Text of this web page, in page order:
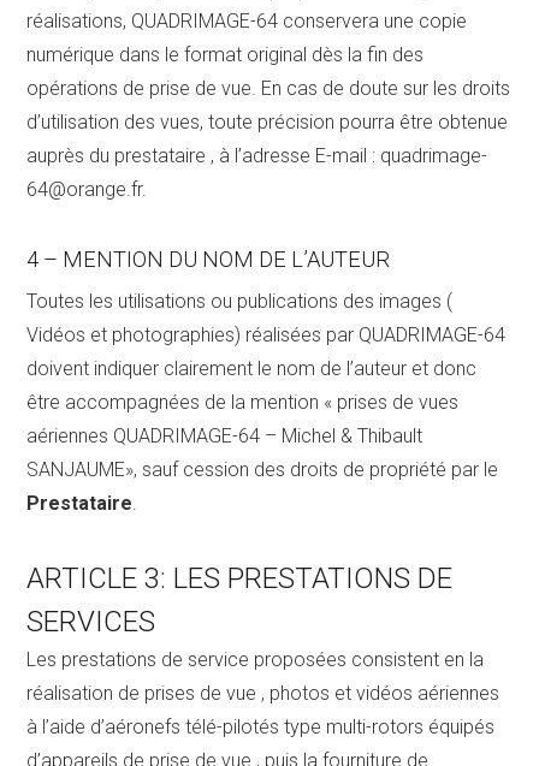
réalisations, QUADRIMAGE-64 conservera une copie
numérique dans le format original dès la fin des
opérations de prise de vue. En cas de doute sur les droits
d’utilisation des vues, toute précision pourra être obtenue
auprès du prestataire , à l’adresse E-mail : quadrimage-
64@orange.fr.
4 – MENTION DU NOM DE L’AUTEUR
Toutes les utilisations ou publications des images (
Vidéos et photographies) réalisées par QUADRIMAGE-64
doivent indiquer clairement le nom de l’auteur et donc
être accompagnées de la mention « prises de vues
aériennes QUADRIMAGE-64 – Michel & Thibault
SANJAUME», sauf cession des droits de propriété par le
Prestataire.
ARTICLE 3: LES PRESTATIONS DE
SERVICES
Les prestations de service proposées consistent en la
réalisation de prises de vue , photos et vidéos aériennes
à l’aide d’aéronefs télé-pilotés type multi-rotors équipés
d’appareils de prise de vue , puis la fourniture de